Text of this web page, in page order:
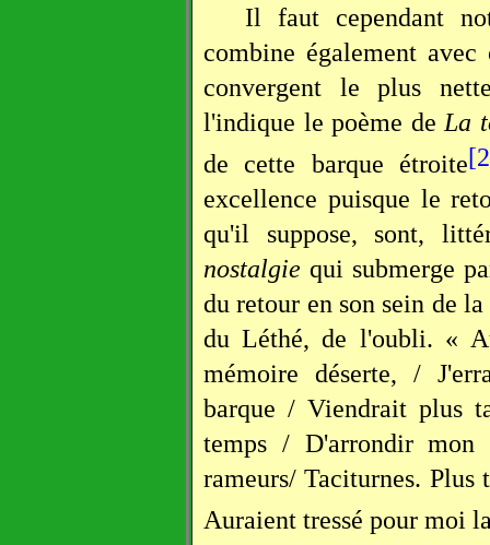
Il faut cependant
combine également
convergent le plus
l'indique le poème de La
de cette barque étroite
excellence puisque le
qu'il suppose, sont,
nostalgie qui submerge
du retour en son sein de
du Léthé, de l'oubli. «
mémoire déserte, /
barque / Viendrait plus
temps / D'arrondir mon
rameurs/ Taciturnes.
Auraient tressé pour moi